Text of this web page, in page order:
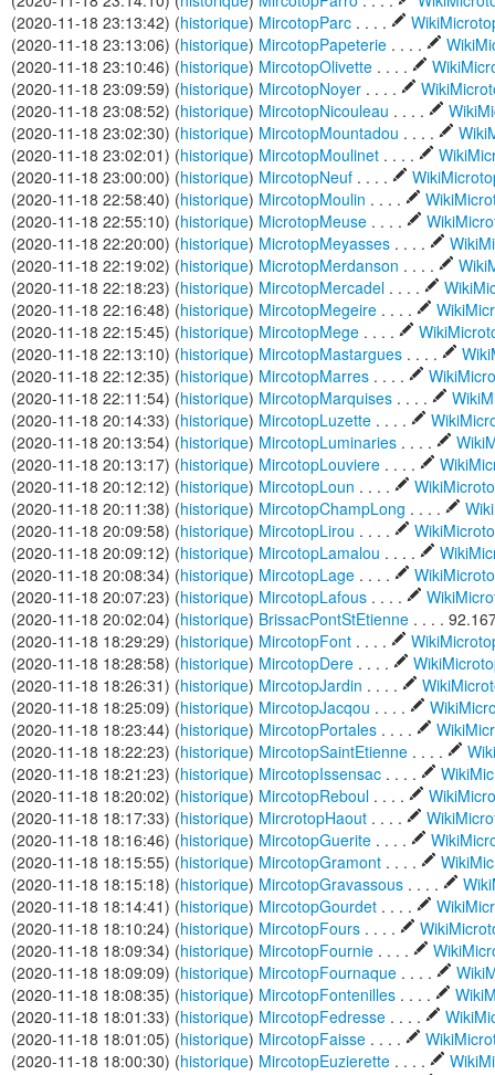
(2020-11-18 23:13:42) (historique) MircotopParc . . . .
(2020-11-18 23:13:06) (historique) MircotopPapeterie . . . .
(2020-11-18 23:10:46) (historique) MircotopOlivette . . . .
(2020-11-18 23:09:59) (historique) MircotopNoyer . . . .
(2020-11-18 23:08:52) (historique) MircotopNicouleau . . . .
(2020-11-18 23:02:30) (historique) MircotopMountadou . . . .
(2020-11-18 23:02:01) (historique) MircotopMoulinet . . . .
(2020-11-18 23:00:00) (historique) MircotopNeuf . . . .
(2020-11-18 22:58:40) (historique) MircotopMoulin . . . .
(2020-11-18 22:55:10) (historique) MicrotopMeuse . . . .
(2020-11-18 22:20:00) (historique) MicrotopMeyasses . . . .
(2020-11-18 22:19:02) (historique) MicrotopMerdanson . . . .
(2020-11-18 22:18:23) (historique) MircotopMercadel . . . .
(2020-11-18 22:16:48) (historique) MircotopMegeire . . . .
(2020-11-18 22:15:45) (historique) MircotopMege . . . .
(2020-11-18 22:13:10) (historique) MircotopMastargues . . . .
(2020-11-18 22:12:35) (historique) MircotopMarres . . . .
(2020-11-18 22:11:54) (historique) MircotopMarquises . . . .
(2020-11-18 20:14:33) (historique) MircotopLuzette . . . .
(2020-11-18 20:13:54) (historique) MircotopLuminaries . . . .
(2020-11-18 20:13:17) (historique) MircotopLouviere . . . .
(2020-11-18 20:12:12) (historique) MircotopLoun . . . .
(2020-11-18 20:11:38) (historique) MircotopChampLong . . . .
(2020-11-18 20:09:58) (historique) MircotopLirou . . . .
(2020-11-18 20:09:12) (historique) MircotopLamalou . . . .
(2020-11-18 20:08:34) (historique) MircotopLage . . . .
(2020-11-18 20:07:23) (historique) MircotopLafous . . . .
(2020-11-18 20:02:04) (historique) BrissacPontStEtienne . . . .
(2020-11-18 18:29:29) (historique) MircotopFont . . . .
(2020-11-18 18:28:58) (historique) MircotopDere . . . .
(2020-11-18 18:26:31) (historique) MircotopJardin . . . .
(2020-11-18 18:25:09) (historique) MircotopJacqou . . . .
(2020-11-18 18:23:44) (historique) MircotopPortales . . . .
(2020-11-18 18:22:23) (historique) MircotopSaintEtienne . . . .
(2020-11-18 18:21:23) (historique) MircotopIssensac . . . .
(2020-11-18 18:20:02) (historique) MircotopReboul . . . .
(2020-11-18 18:17:33) (historique) MircrotopHaout . . . .
(2020-11-18 18:16:46) (historique) MircotopGuerite . . . .
(2020-11-18 18:15:55) (historique) MircotopGramont . . . .
(2020-11-18 18:15:18) (historique) MircotopGravassous . . . .
(2020-11-18 18:14:41) (historique) MircotopGourdet . . . .
(2020-11-18 18:10:24) (historique) MircotopFours . . . .
(2020-11-18 18:09:34) (historique) MircotopFournie . . . .
(2020-11-18 18:09:09) (historique) MircotopFournaque . . . .
(2020-11-18 18:08:35) (historique) MircotopFontenilles . . . .
(2020-11-18 18:01:33) (historique) MircotopFedresse . . . .
(2020-11-18 18:01:05) (historique) MircotopFaisse . . . .
(2020-11-18 18:00:30) (historique) MircotopEuzierette . . . .